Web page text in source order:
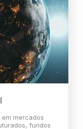
mercados
fundos